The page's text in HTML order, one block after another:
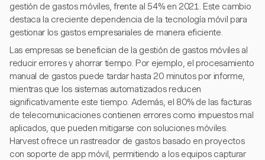
gestión de gastos móviles, frente al 54% en 2021. Este cambio
destaca la creciente dependencia de la tecnología móvil para
gestionar los gastos empresariales de manera eficiente.
Las empresas se benefician de la gestión de gastos móviles al
reducir errores y ahorrar tiempo. Por ejemplo, el procesamiento
manual de gastos puede tardar hasta 20 minutos por informe,
mientras que los sistemas automatizados reducen
significativamente este tiempo. Además, el 80% de las facturas
de telecomunicaciones contienen errores como impuestos mal
aplicados, que pueden mitigarse con soluciones móviles.
Harvest ofrece un rastreador de gastos basado en proyectos
con soporte de app móvil, permitiendo a los equipos capturar